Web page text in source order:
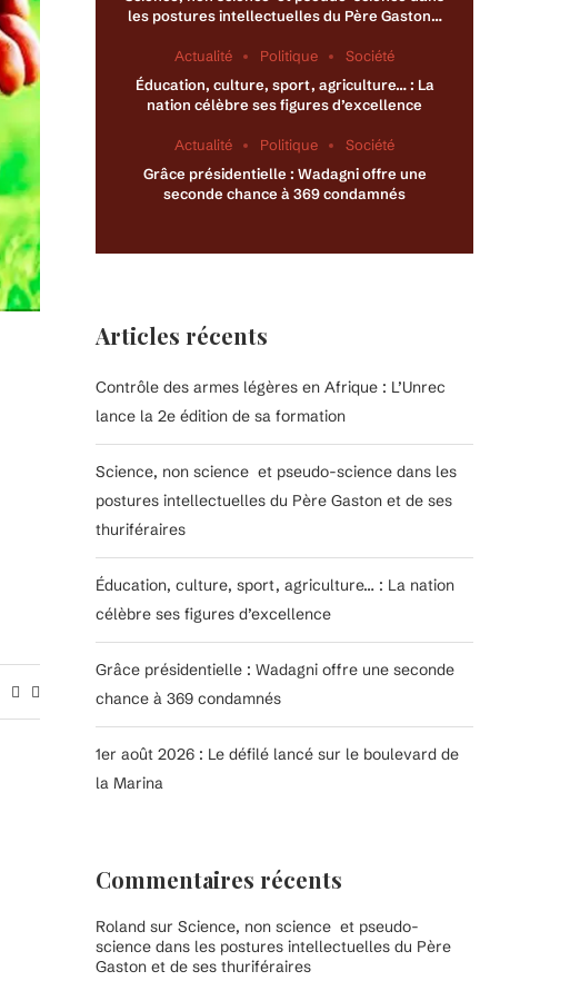
les postures intellectuelles du Père Gaston…
Actualité Politique
Société
Éducation, culture, sport, agriculture… : La
nation célèbre ses figures d’excellence
Actualité Politique
Société
Grâce présidentielle : Wadagni offre une
seconde chance à 369 condamnés
Articles récents
Contrôle des armes légères en Afrique : L’Unrec
lance la 2e édition de sa formation
Science, non science et pseudo-science dans les
postures intellectuelles du Père Gaston et de ses
thuriféraires
Éducation, culture, sport, agriculture… : La nation
célèbre ses figures d’excellence
Grâce présidentielle : Wadagni offre une seconde
chance à 369 condamnés
1er août 2026 : Le défilé lancé sur le boulevard de
la Marina
Commentaires récents
Roland sur Science, non science et pseudo-
science dans les postures intellectuelles du Père
Gaston et de ses thuriféraires